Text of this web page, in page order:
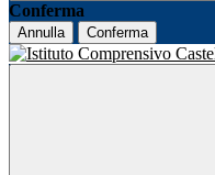
Conferma
Annulla Conferma